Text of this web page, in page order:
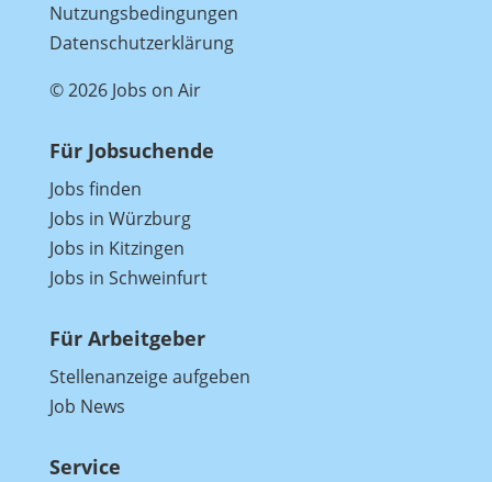
Nutzungsbedingungen
Datenschutzerklärung
© 2026 Jobs on Air
Für Jobsuchende
Jobs finden
Jobs in Würzburg
Jobs in Kitzingen
Jobs in Schweinfurt
Für Arbeitgeber
Stellenanzeige aufgeben
Job News
Service